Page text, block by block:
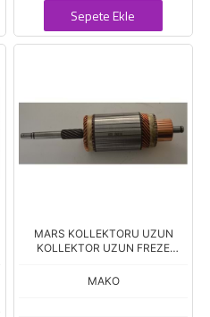
Sepete Ekle
MARS KOLLEKTORU UZUN
KOLLEKTOR UZUN FREZE
480 MASSEY FERGUSON 135
MAKO